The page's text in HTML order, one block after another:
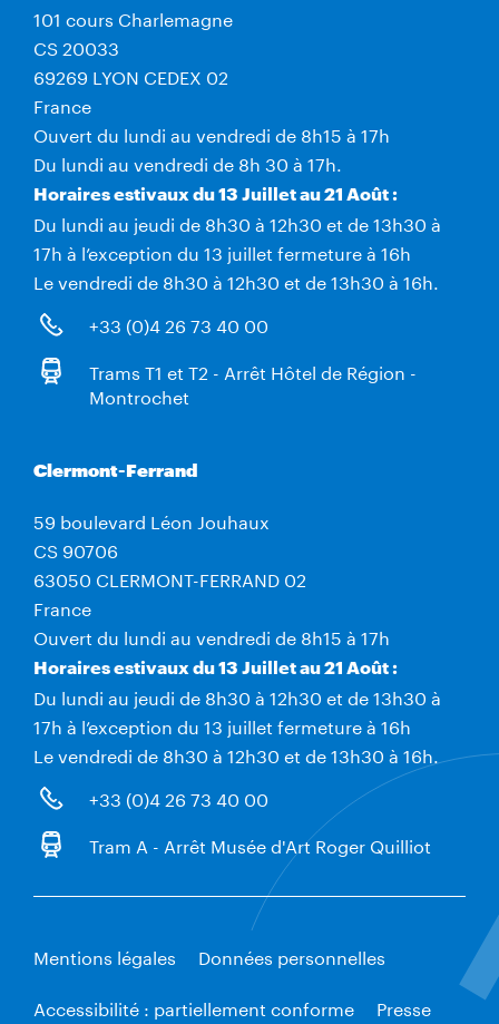
101 cours Charlemagne
CS 20033
69269 LYON CEDEX 02
France
Ouvert du lundi au vendredi de 8h15 à 17h
Du lundi au vendredi de 8h 30 à 17h.
Horaires estivaux du 13 Juillet au 21 Août :
Du lundi au jeudi de 8h30 à 12h30 et de 13h30 à
17h à l’exception du 13 juillet fermeture à 16h
Le vendredi de 8h30 à 12h30 et de 13h30 à 16h.
+33 (0)4 26 73 40 00
Trams T1 et T2 - Arrêt Hôtel de Région -
Montrochet
Clermont-Ferrand
59 boulevard Léon Jouhaux
CS 90706
63050 CLERMONT-FERRAND 02
France
Ouvert du lundi au vendredi de 8h15 à 17h
Horaires estivaux du 13 Juillet au 21 Août :
Du lundi au jeudi de 8h30 à 12h30 et de 13h30 à
17h à l’exception du 13 juillet fermeture à 16h
Le vendredi de 8h30 à 12h30 et de 13h30 à 16h.
+33 (0)4 26 73 40 00
Tram A - Arrêt Musée d'Art Roger Quilliot
Mentions légales
Données personnelles
Accessibilité : partiellement conforme
Presse